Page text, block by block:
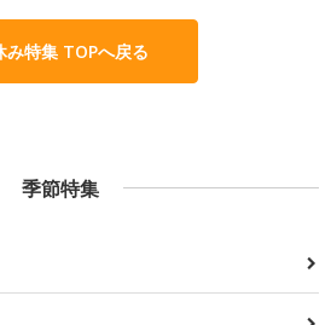
み特集 TOPへ戻る
季節特集